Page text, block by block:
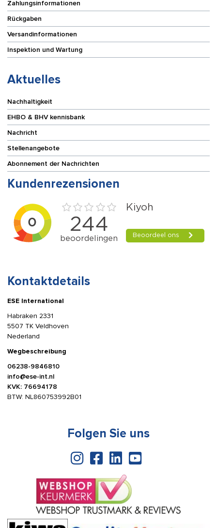
Zahlungsinformationen
Rückgaben
Versandinformationen
Inspektion und Wartung
Aktuelles
Nachhaltigkeit
EHBO & BHV kennisbank
Nachricht
Stellenangebote
Abonnement der Nachrichten
Kundenrezensionen
Kontaktdetails
ESE International
Habraken 2331
5507 TK Veldhoven
Nederland
Wegbeschreibung
06238-9846810
info@ese-int.nl
KVK: 76694178
BTW: NL860753992B01
Folgen Sie uns